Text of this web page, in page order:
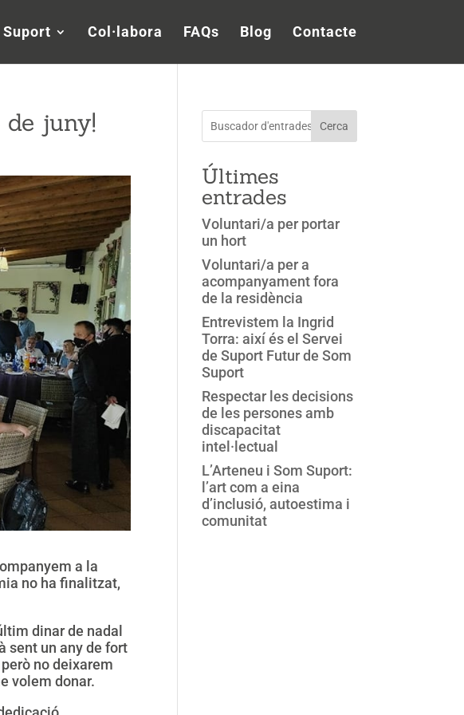
Suport Col·labora FAQs Blog Contacte
de juny!
a la
no ha finalitzat,
dinar de nadal
sent un any de fort
no deixarem
volem donar.
Cerca
Últimes
entrades
Voluntari/a per portar
un hort
Voluntari/a per a
acompanyament fora
de la residència
Entrevistem la Ingrid
Torra: així és el Servei
de Suport Futur de Som
Suport
Respectar les decisions
de les persones amb
discapacitat
intel·lectual
L’Arteneu i Som Suport:
l’art com a eina
d’inclusió, autoestima i
comunitat